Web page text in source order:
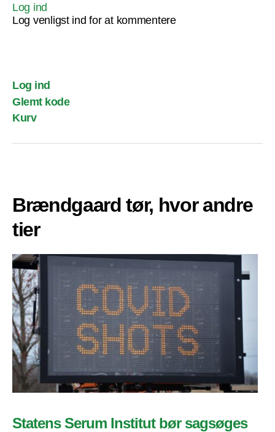
Log ind
Log venligst ind for at kommentere
Log ind
Glemt kode
Kurv
Brændgaard tør, hvor andre
tier
Statens Serum Institut bør sagsøges